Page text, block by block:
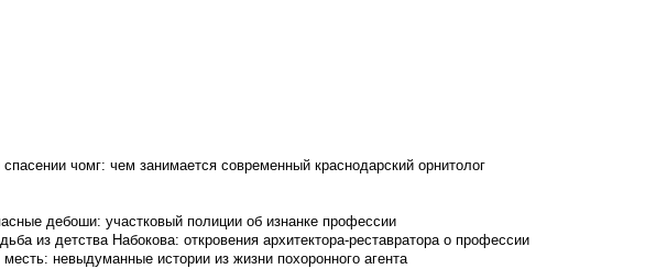
чомг: чем занимается современный краснодарский орнитолог
дебоши: участковый полиции об изнанке профессии
из детства Набокова: откровения архитектора-реставратора о профессии
невыдуманные истории из жизни похоронного агента